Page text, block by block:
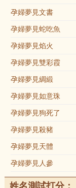
孕婦夢見文書
孕婦夢見蛇吃魚
孕婦夢見焰火
孕婦夢見雙彩霞
孕婦夢見綢緞
孕婦夢見如意珠
孕婦夢見狗死了
孕婦夢見殺豬
孕婦夢見天體
孕婦夢見人參
姓名測試打分：